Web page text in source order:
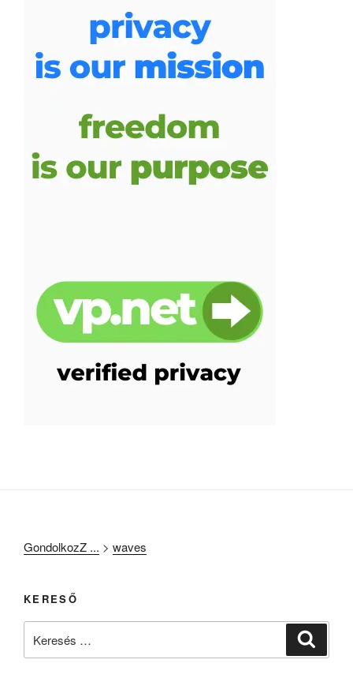
GondolkozZ ... > waves
KERESŐ